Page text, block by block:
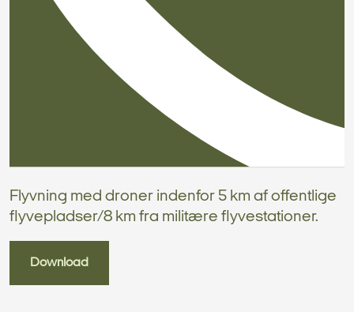
Flyvning med droner indenfor 5 km af offentlige
flyvepladser/8 km fra militære flyvestationer.
Download